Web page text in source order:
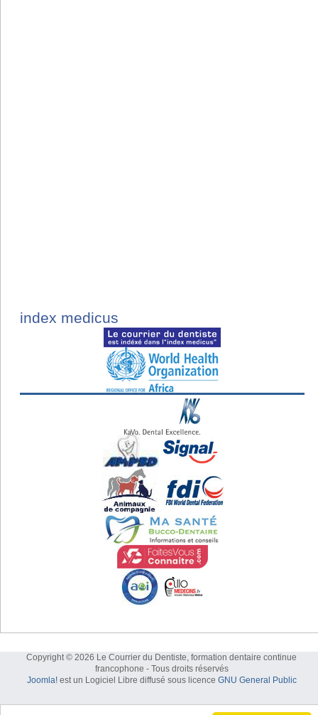
index medicus
Copyright © 2026 Le Courrier du Dentiste, formation dentaire continue
francophone - Tous droits réservés
Joomla!est un Logiciel Libre diffusé sous licence GNU General Public